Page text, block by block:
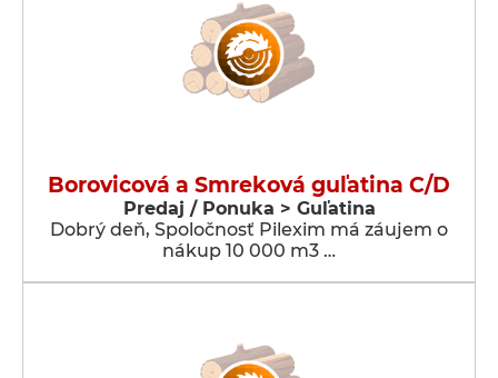
Borovicová a Smreková guľatina C/D
Predaj / Ponuka > Guľatina
Dobrý deň, Spoločnosť Pilexim má záujem o
nákup 10 000 m3 …